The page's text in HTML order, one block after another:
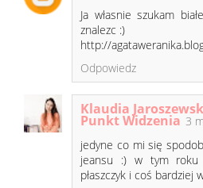
Ja własnie szukam
znalezc :)
http://
Odpowiedz
Klaudia
Punkt Widzenia 3
jedyne co mi się
jeansu :) w tym roku
płaszczyk i coś bardziej